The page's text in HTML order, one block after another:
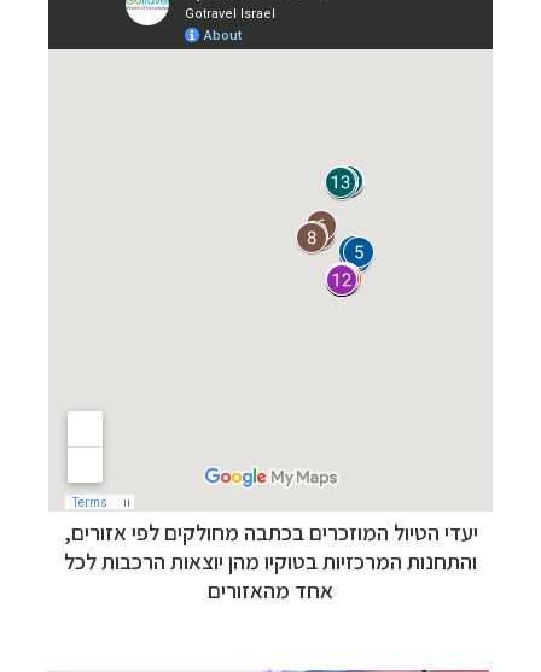
יעדי הטיול המוזכרים בכתבה מחולקים לפי אזורים,
והתחנות המרכזיות בטוקיו מהן יוצאות הרכבות לכל
אחד מהאזורים
לחצו לבחירת המסלול
המתאים לכם »
מעטפת לוגיסטית מלאה: מלונות, רכב ופעילויות–
לחצו למידע נוסף »
מערכת ניווט חכמה וליווי לאורך כל הדרך–לחצו
להסבר על השירות »